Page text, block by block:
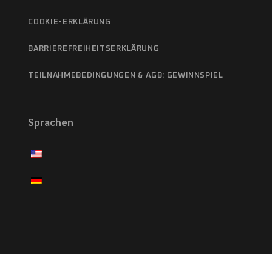
COOKIE-ERKLÄRUNG
BARRIEREFREIHEITSERKLÄRUNG
TEILNAHMEBEDINGUNGEN & AGB: GEWINNSPIEL
Sprachen